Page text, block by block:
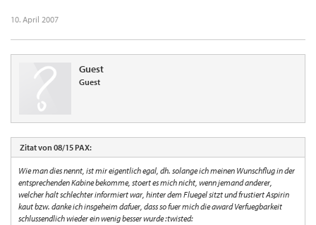
10. April 2007
Guest
Guest
Zitat von 08/15 PAX:
Wie man dies nennt, ist mir eigentlich egal, dh. solange ich meinen Wunschflug in der
entsprechenden Kabine bekomme, stoert es mich nicht, wenn jemand anderer,
welcher halt schlechter informiert war, hinter dem Fluegel sitzt und frustiert Aspirin
kaut bzw. danke ich insgeheim dafuer, dass so fuer mich die award Verfuegbarkeit
schlussendlich wieder ein wenig besser wurde :twisted: